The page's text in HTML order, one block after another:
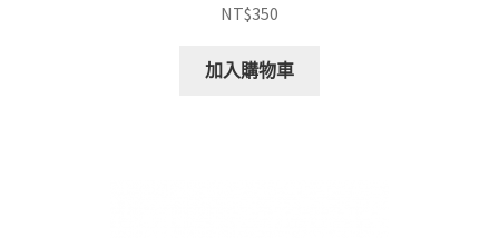
NT$350
加入購物車